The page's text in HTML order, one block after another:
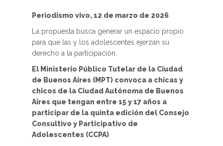
Periodismo vivo, 12 de marzo de 2026
La propuesta busca generar un espacio propio
para que las y los adolescentes ejerzan su
derecho a la participación.
El Ministerio Público Tutelar de la Ciudad
de Buenos Aires (MPT) convoca a chicas y
chicos de la Ciudad Autónoma de Buenos
Aires que tengan entre 15 y 17 años a
participar de la quinta edición del Consejo
Consultivo y Participativo de
Adolescentes (CCPA)